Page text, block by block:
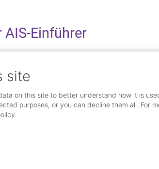
Einführer
ist –
site
on this site to better understand how it is
purposes, or you can decline them all. For